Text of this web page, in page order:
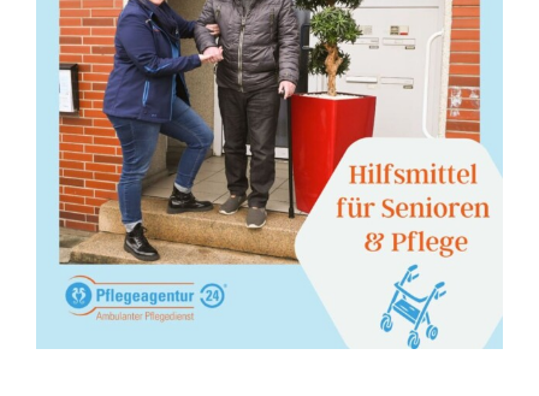
Hilfsmittel für Senioren
& Pflege
Allgemein Pflege Tipps